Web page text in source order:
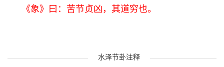
《象》曰：苦节贞凶，其道穷也。
水泽节卦注释